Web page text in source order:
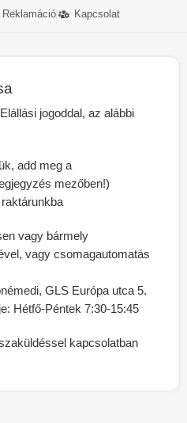
Reklamáció Kapcsolat
jogoddal, az alábbi
add meg a
mezőben!)
vagy bármely
vagy csomagautomatás
GLS Európa utca 5.
Hétfő-Péntek 7:30-15:45
kapcsolatban